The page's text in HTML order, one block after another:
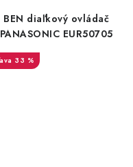
BEN diaľkový ovládač
PANASONIC EUR50705
33 %